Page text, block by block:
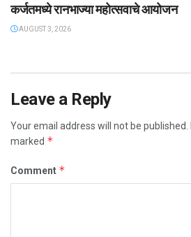
कर्जतमध्ये रानभाज्या महोत्सवाचे आयोजन
AUGUST 3, 2026
Leave a Reply
Your email address will not be published.
marked *
Comment *